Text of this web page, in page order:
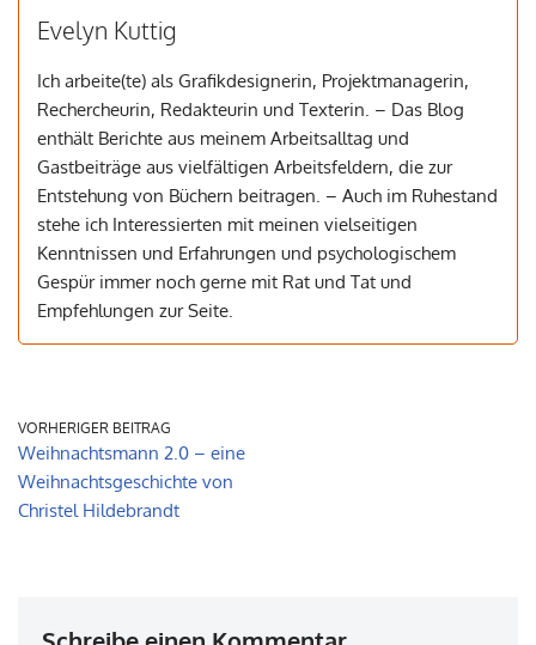
Evelyn Kuttig
Ich arbeite(te) als Grafikdesignerin, Projektmanagerin,
Rechercheurin, Redakteurin und Texterin. – Das Blog
enthält Berichte aus meinem Arbeitsalltag und
Gastbeiträge aus vielfältigen Arbeitsfeldern, die zur
Entstehung von Büchern beitragen. – Auch im Ruhestand
stehe ich Interessierten mit meinen vielseitigen
Kenntnissen und Erfahrungen und psychologischem
Gespür immer noch gerne mit Rat und Tat und
Empfehlungen zur Seite.
VORHERIGER BEITRAG
Weihnachtsmann 2.0 – eine
Weihnachtsgeschichte von
Christel Hildebrandt